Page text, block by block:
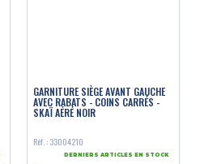
GARNITURE SIÈGE AVANT GAUCHE
AVEC RABATS - COINS CARRÉS -
SKAÏ AÉRÉ NOIR
Réf. : 33004210
DERNIERS ARTICLES EN STOCK